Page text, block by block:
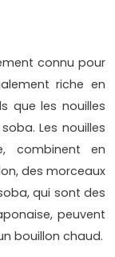
connu pour
riche en
que les nouilles
Les nouilles
combinent en
des morceaux
qui sont des
peuvent
bouillon chaud.